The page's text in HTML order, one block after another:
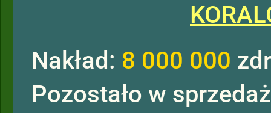
Nakład: 8 000 000
Pozostało w